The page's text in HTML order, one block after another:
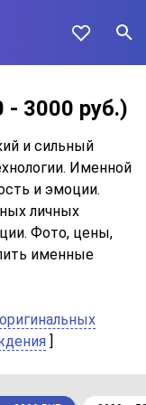
- 3000 руб.)
и сильный
Именной
и эмоции.
личных
Фото, цены,
именные
оригинальных
]